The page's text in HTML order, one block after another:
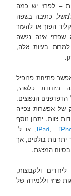
– לפרזי יש כמה
כתיבה בשפה
הפוך או להעזר
שפרזי אינה נגישה
בעיות אלה,
פתיחת פרופיל
מיוחדת כלשהי,
הנפוצים.
של אפשרות צפייה
צוות. יתרון נוסף
iPad,
, או ל-
בולטים, אך
המצגת.
ולקבוצות,
פרזי וללמידה של